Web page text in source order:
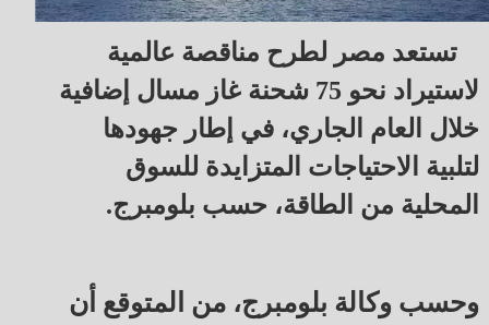
تستعد مصر لطرح مناقصة عالمية
لاستيراد نحو 75 شحنة غاز مسال إضافية
خلال العام الجاري، في إطار جهودها
لتلبية الاحتياجات المتزايدة للسوق
المحلية من الطاقة، حسب بلومبرج.
وحسب وكالة بلومبرج، من المتوقع أن